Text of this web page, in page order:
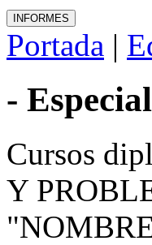
Portada |
-
Cursos
Y